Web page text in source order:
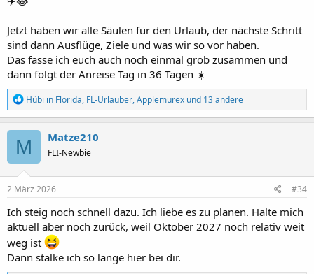
Jetzt haben wir alle Säulen für den Urlaub, der nächste Schritt
sind dann Ausflüge, Ziele und was wir so vor haben.
Das fasse ich euch auch noch einmal grob zusammen und
dann folgt der Anreise Tag in 36 Tagen ☀️
R
e
a
k
t
i
o
n
e
:
Hübi in Florida, FL-Urlauber,Applemurex und 13 andere
M Matze210
FLI-Newbie
2 März 2026 #34
Ich steig noch schnell dazu. Ich liebe es zu planen. Halte mich
aktuell aber noch zurück, weil Oktober 2027 noch relativ weit
weg ist
Dann stalke ich so lange hier bei dir.